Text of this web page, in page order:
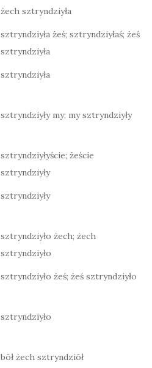
żech sztryndziyła
sztryndziyła żeś; sztryndziyłaś; żeś
sztryndziyła
sztryndziyła
sztryndziyły my; my sztryndziyły
sztryndziyłyście; żeście
sztryndziyły
sztryndziyły
sztryndziyło żech; żech
sztryndziyło
sztryndziyło żeś; żeś sztryndziyło
sztryndziyło
bōł żech sztryndziōł